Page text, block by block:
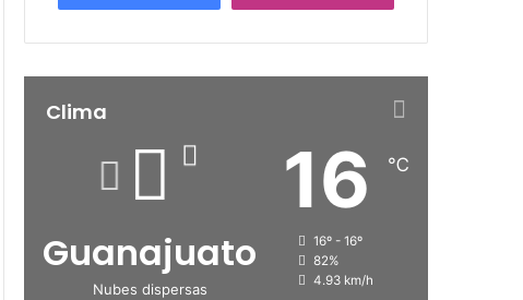
Clima
Guanajuato
Nubes dispersas
16 ℃
16º - 16º
82%
4.93 km/h